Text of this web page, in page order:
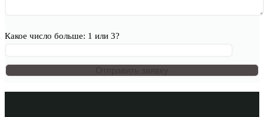
Какое число больше: 1 или 3?